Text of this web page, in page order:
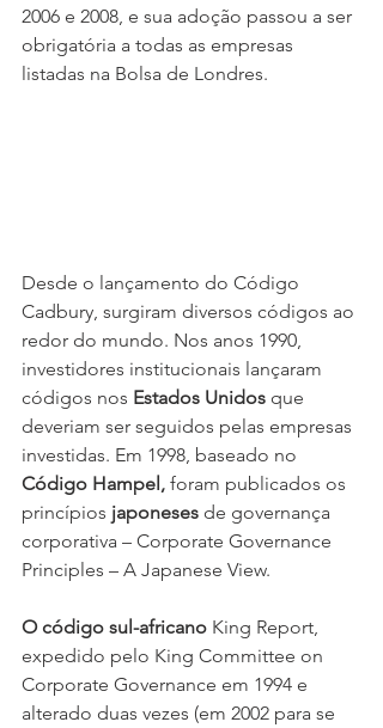
2006 e 2008, e sua adoção passou a ser
obrigatória a todas as empresas
listadas na Bolsa de Londres.
Desde o lançamento do Código
Cadbury, surgiram diversos códigos ao
redor do mundo. Nos anos 1990,
investidores institucionais lançaram
códigos nos Estados Unidos que
deveriam ser seguidos pelas empresas
investidas. Em 1998, baseado no
Código Hampel, foram publicados os
princípios japoneses de governança
corporativa – Corporate Governance
Principles – A Japanese View.
O código sul-africano King Report,
expedido pelo King Committee on
Corporate Governance em 1994 e
alterado duas vezes (em 2002 para se